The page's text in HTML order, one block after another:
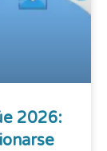
2026: